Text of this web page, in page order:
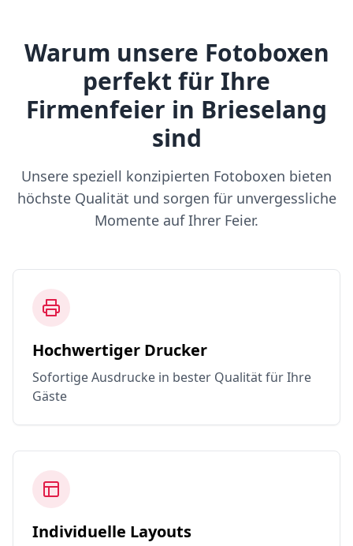
Warum unsere Fotoboxen
perfekt für Ihre
Firmenfeier in Brieselang
sind
Unsere speziell konzipierten Fotoboxen bieten
höchste Qualität und sorgen für unvergessliche
Momente auf Ihrer Feier.
Hochwertiger Drucker
Sofortige Ausdrucke in bester Qualität für Ihre
Gäste
Individuelle Layouts